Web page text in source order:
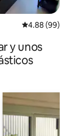
Calificación
4.88 (99)
y unos